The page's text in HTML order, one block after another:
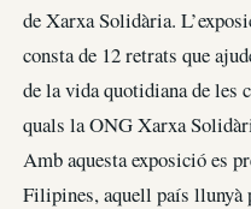
de Xarxa Solidària.
consta de 12 retrats que
de la vida quotidiana de les
quals la ONG Xarxa
Amb aquesta exposició es
Filipines, aquell país llunyà